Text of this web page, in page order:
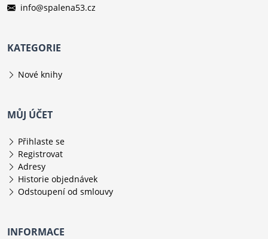
info@spalena53.cz
KATEGORIE
Nové knihy
MŮJ ÚČET
Přihlaste se
Registrovat
Adresy
Historie objednávek
Odstoupení od smlouvy
INFORMACE